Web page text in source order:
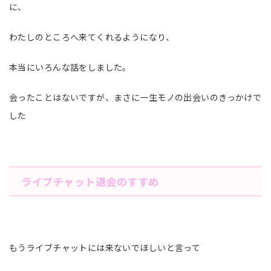
に、
わたしのところへ来てくれるようになり、
本当にいろんな話をしました。
会ったことはないですが、まさに一生モノの出会いのきっかけで
した
ライブチャット退会のすすめ
もうライブチャットには来ないでほしいと言って